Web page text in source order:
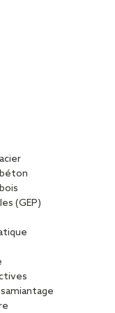
(GEP)